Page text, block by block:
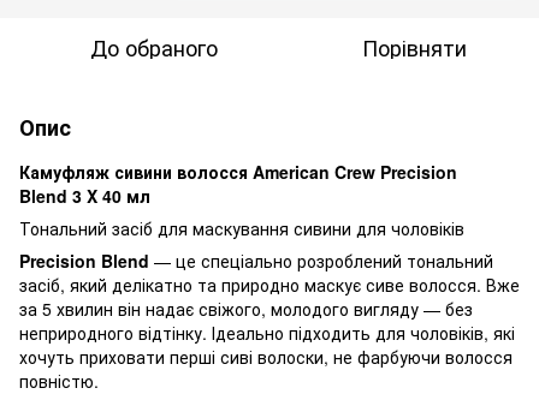
До обраного Порівняти
Опис
Камуфляж сивини волосся American Crew Precision
Blend 3 X 40 мл
Тональний засіб для маскування сивини для чоловіків
Precision Blend — це спеціально розроблений тональний
засіб, який делікатно та природно маскує сиве волосся. Вже
за 5 хвилин він надає свіжого, молодого вигляду — без
неприродного відтінку. Ідеально підходить для чоловіків, які
хочуть приховати перші сиві волоски, не фарбуючи волосся
повністю.